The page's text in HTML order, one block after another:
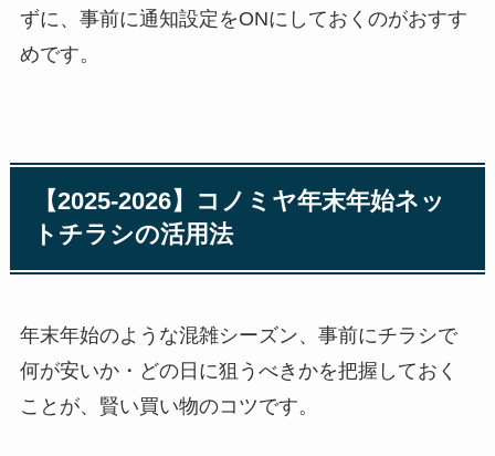
ずに、事前に通知設定をONにしておくのがおすす
めです。
【2025-2026】コノミヤ年末年始ネッ
トチラシの活用法
年末年始のような混雑シーズン、事前にチラシで
何が安いか・どの日に狙うべきかを把握しておく
ことが、賢い買い物のコツです。